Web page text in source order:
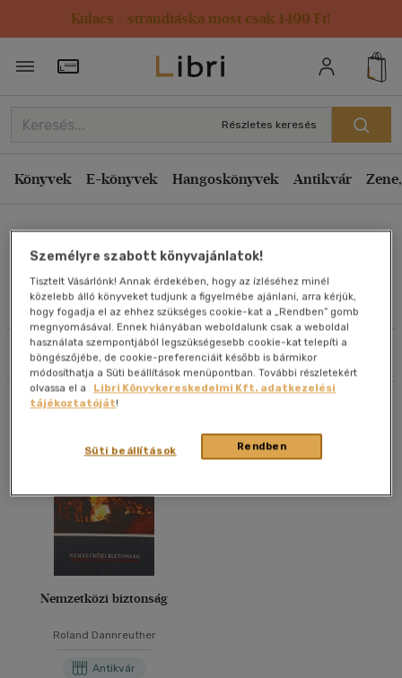
Kulacs / strandtáska most csak 1499 Ft!
Törzsvásárlói Kártya adatai
Részletes keresés
Könyvek E-könyvek Hangoskönyvek Antikvár
Roland Dannreuther
Művei
Szűrés Rendezés
Rendezés
Kiadás éve szerint csökkenő
Ár szerint csökkenő
Eladott darabszám szerint csökkenő
Eladott darabszám szerint növekvő
Cím szerint A-Z
Szerző szerint A-Z
Megjelenítés
20 db / oldal
Alkalmaz
Nemzetközi biztonság
Roland Dannreuther
Antikvár
Személyre szabott könyvajánlatok!
Tisztelt Vásárlónk! Annak érdekében, hogy az ízléséhez minél
közelebb álló könyveket tudjunk a figyelmébe ajánlani, arra kérjük,
hogy fogadja el az ehhez szükséges cookie-kat a „Rendben” gomb
megnyomásával. Ennek hiányában weboldalunk csak a weboldal
használata szempontjából legszükségesebb cookie-kat telepíti a
böngészőjébe, de cookie-preferenciáit később is bármikor
módosíthatja a Süti beállítások menüpontban. További részletekért
olvassa el a
Libri Könyvkereskedelmi Kft. adatkezelési
tájékoztatóját!
Rendben
Süti beállítások